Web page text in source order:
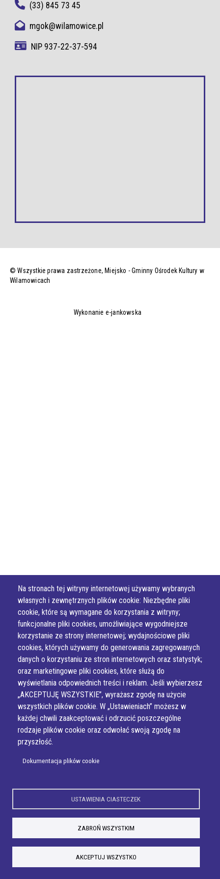
Na stronach tej witryny internetowej używamy wybranych
własnych i zewnętrznych plików cookie: Niezbędne pliki
cookie, które są wymagane do korzystania z witryny;
funkcjonalne pliki cookies, umożliwiające wygodniejsze
korzystanie ze strony internetowej; wydajnościowe pliki
cookies, których używamy do generowania zagregowanych
danych o korzystaniu ze stron internetowych oraz statystyk;
oraz marketingowe pliki cookies, które służą do
wyświetlania odpowiednich treści i reklam. Jeśli wybierzesz
„AKCEPTUJĘ WSZYSTKIE”, wyrażasz zgodę na użycie
wszystkich plików cookie. W „Ustawieniach” możesz w
każdej chwili zaakceptować i odrzucić poszczególne
rodzaje plików cookie oraz odwołać swoją zgodę na
przyszłość.
Dokumentacja plików cookie
USTAWIENIA CIASTECZEK
ZABROŃ WSZYSTKIM
AKCEPTUJ WSZYSTKO
(33) 845 73 45
mgok@wilamowice.pl
NIP 937-22-37-594
© Wszystkie prawa zastrzeżone, Miejsko - Gminny Ośrodek Kultury w
Wilamowicach
Wykonanie e-jankowska